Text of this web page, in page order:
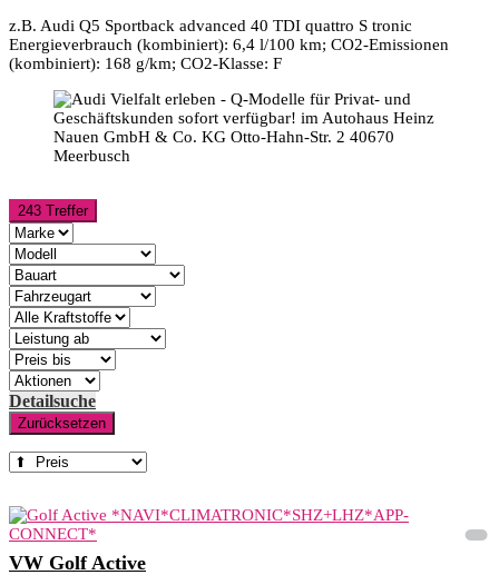
z.B. Audi Q5 Sportback advanced 40 TDI quattro S tronic
Energieverbrauch (kombiniert): 6,4 l/100 km; CO2-Emissionen
(kombiniert): 168 g/km; CO2-Klasse: F
243 Treffer
Detailsuche
Zurücksetzen
VW Golf Active